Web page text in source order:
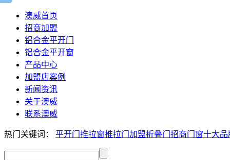
澳威首页
招商加盟
铝合金平开门
铝合金平开窗
产品中心
加盟店案例
新闻资讯
关于澳威
联系澳威
热门关键词： 平开门 推拉窗推拉门加盟折叠门招商门窗十大品